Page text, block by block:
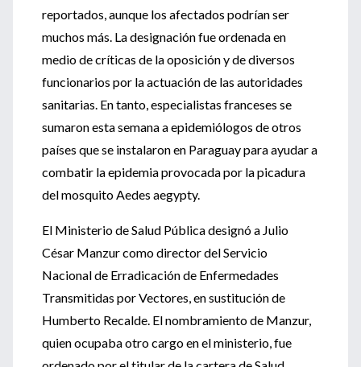
reportados, aunque los afectados podrían ser
muchos más. La designación fue ordenada en
medio de críticas de la oposición y de diversos
funcionarios por la actuación de las autoridades
sanitarias. En tanto, especialistas franceses se
sumaron esta semana a epidemiólogos de otros
países que se instalaron en Paraguay para ayudar a
combatir la epidemia provocada por la picadura
del mosquito Aedes aegypty.
El Ministerio de Salud Pública designó a Julio
César Manzur como director del Servicio
Nacional de Erradicación de Enfermedades
Transmitidas por Vectores, en sustitución de
Humberto Recalde. El nombramiento de Manzur,
quien ocupaba otro cargo en el ministerio, fue